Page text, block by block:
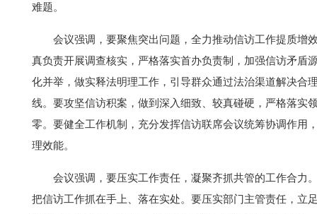
难题。
会议强调，要聚焦突出问题，全力推动信访工作提质增
真负责开展调查核实，严格落实首办负责制，加强信访矛盾
化并举，做实释法明理工作，引导群众通过法治渠道解决合
线。要攻坚信访积案，做到深入细致、较真碰硬，严格落实
零。要健全工作机制，充分发挥信访联席会议统筹协调作用
理效能。
会议强调，要压实工作责任，凝聚齐抓共管的工作合力
把信访工作抓在手上、落在实处。要压实部门主管责任，立